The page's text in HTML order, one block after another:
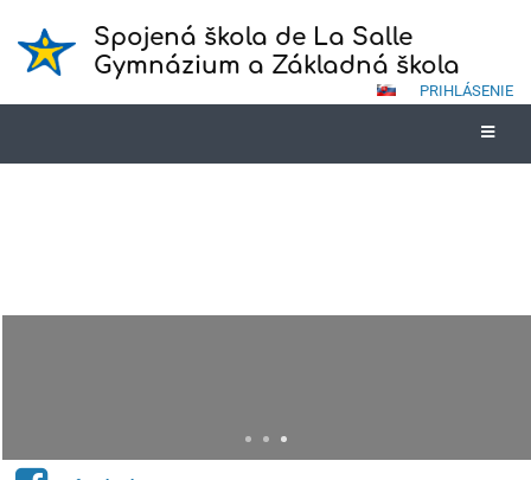
Spojená škola de La Salle
Gymnázium a Základná škola
PRIHLÁSENIE